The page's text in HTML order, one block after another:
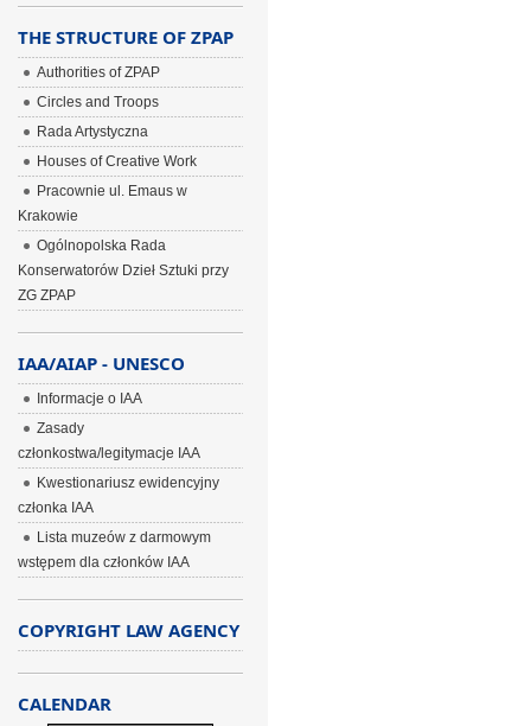
THE STRUCTURE OF ZPAP
Authorities of ZPAP
Circles and Troops
Rada Artystyczna
Houses of Creative Work
Pracownie ul. Emaus w
Krakowie
Ogólnopolska Rada
Konserwatorów Dzieł Sztuki przy
ZG ZPAP
IAA/AIAP - UNESCO
Informacje o IAA
Zasady
członkostwa/legitymacje IAA
Kwestionariusz ewidencyjny
członka IAA
Lista muzeów z darmowym
wstępem dla członków IAA
COPYRIGHT LAW AGENCY
CALENDAR